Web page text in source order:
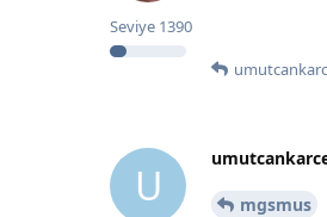
Seviye 1390
U mgsmus